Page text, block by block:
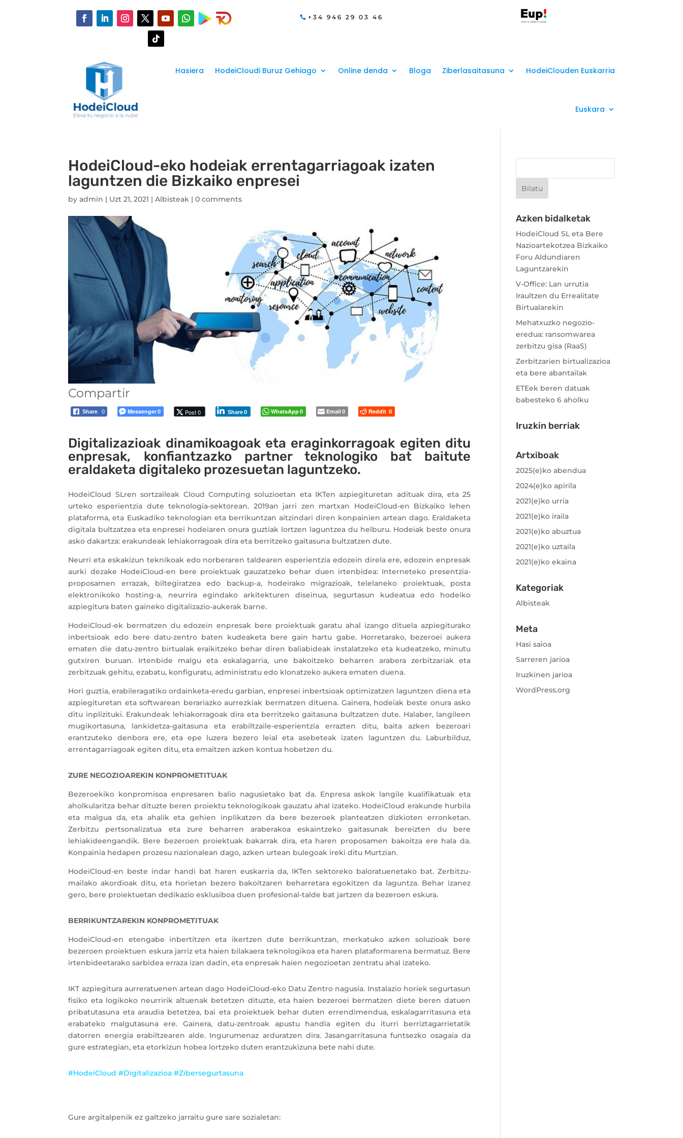
+34 946 29 03 46
Hasiera HodeiCloudi Buruz Gehiago Online denda Bloga Ziberlasaitasuna HodeiClouden Euskarria
Euskara
HodeiCloud-eko hodeiak errentagarriagoak izaten
laguntzen die Bizkaiko enpresei
byadmin | Uzt 21, 2021 |Albisteak |0 comments
Compartir
Share 0 Messenger 0 Post 0 Share 0 WhatsApp 0 Email 0 Reddit 0
Digitalizazioak dinamikoagoak eta eraginkorragoak egiten ditu
enpresak, konfiantzazko partner teknologiko bat baitute
eraldaketa digitaleko prozesuetan laguntzeko.
HodeiCloud SLren sortzaileak Cloud Computing soluzioetan eta IKTen azpiegituretan adituak dira, eta 25
urteko esperientzia dute teknologia-sektorean. 2019an jarri zen martxan HodeiCloud-en Bizkaiko lehen
plataforma, eta Euskadiko teknologian eta berrikuntzan aitzindari diren konpainien artean dago. Eraldaketa
digitala bultzatzea eta enpresei hodeiaren onura guztiak lortzen laguntzea du helburu. Hodeiak beste onura
asko dakartza: erakundeak lehiakorragoak dira eta berritzeko gaitasuna bultzatzen dute.
Neurri eta eskakizun teknikoak edo norberaren taldearen esperientzia edozein direla ere, edozein enpresak
aurki dezake HodeiCloud-en bere proiektuak gauzatzeko behar duen irtenbidea: Interneteko presentzia-
proposamen errazak, biltegiratzea edo backup-a, hodeirako migrazioak, telelaneko proiektuak, posta
elektronikoko hosting-a, neurrira egindako arkitekturen diseinua, segurtasun kudeatua edo hodeiko
azpiegitura baten gaineko digitalizazio-aukerak barne.
HodeiCloud-ek bermatzen du edozein enpresak bere proiektuak garatu ahal izango dituela azpiegiturako
inbertsioak edo bere datu-zentro baten kudeaketa bere gain hartu gabe. Horretarako, bezeroei aukera
ematen die datu-zentro birtualak eraikitzeko behar diren baliabideak instalatzeko eta kudeatzeko, minutu
gutxiren buruan. Irtenbide malgu eta eskalagarria, une bakoitzeko beharren arabera zerbitzariak eta
zerbitzuak gehitu, ezabatu, konfiguratu, administratu edo klonatzeko aukera ematen duena.
Hori guztia, erabileragatiko ordainketa-eredu garbian, enpresei inbertsioak optimizatzen laguntzen diena eta
azpiegituretan eta softwarean berariazko aurrezkiak bermatzen dituena. Gainera, hodeiak beste onura asko
ditu inplizituki. Erakundeak lehiakorragoak dira eta berritzeko gaitasuna bultzatzen dute. Halaber, langileen
mugikortasuna, lankidetza-gaitasuna eta erabiltzaile-esperientzia errazten ditu, baita azken bezeroari
erantzuteko denbora ere, eta epe luzera bezero leial eta asebeteak izaten laguntzen du. Laburbilduz,
errentagarriagoak egiten ditu, eta emaitzen azken kontua hobetzen du.
ZURE NEGOZIOAREKIN KONPROMETITUAK
Bezeroekiko konpromisoa enpresaren balio nagusietako bat da. Enpresa askok langile kualifikatuak eta
aholkularitza behar dituzte beren proiektu teknologikoak gauzatu ahal izateko. HodeiCloud erakunde hurbila
eta malgua da, eta ahalik eta gehien inplikatzen da bere bezeroek planteatzen dizkioten erronketan.
Zerbitzu pertsonalizatua eta zure beharren araberakoa eskaintzeko gaitasunak bereizten du bere
lehiakideengandik. Bere bezeroen proiektuak bakarrak dira, eta haren proposamen bakoitza ere hala da.
Konpainia hedapen prozesu nazionalean dago, azken urtean bulegoak ireki ditu Murtzian.
HodeiCloud-en beste indar handi bat haren euskarria da, IKTen sektoreko baloratuenetako bat. Zerbitzu-
mailako akordioak ditu, eta horietan bezero bakoitzaren beharretara egokitzen da laguntza. Behar izanez
gero, bere proiektuetan dedikazio esklusiboa duen profesional-talde bat jartzen da bezeroen eskura.
BERRIKUNTZAREKIN KONPROMETITUAK
HodeiCloud-en etengabe inbertitzen eta ikertzen dute berrikuntzan, merkatuko azken soluzioak bere
bezeroen proiektuen eskura jarriz eta haien bilakaera teknologikoa eta haren plataformarena bermatuz. Bere
irtenbideetarako sarbidea erraza izan dadin, eta enpresak haien negozioetan zentratu ahal izateko.
IKT azpiegitura aurreratuenen artean dago HodeiCloud-eko Datu Zentro nagusia. Instalazio horiek segurtasun
fisiko eta logikoko neurririk altuenak betetzen dituzte, eta haien bezeroei bermatzen diete beren datuen
pribatutasuna eta araudia betetzea, bai eta proiektuek behar duten errendimendua, eskalagarritasuna eta
erabateko malgutasuna ere. Gainera, datu-zentroak apustu handia egiten du iturri berriztagarrietatik
datorren energia erabiltzearen alde. Ingurumenaz arduratzen dira. Jasangarritasuna funtsezko osagaia da
gure estrategian, eta etorkizun hobea lortzeko duten erantzukizuna bete nahi dute.
#HodeiCloud #Digitalizazioa #Zibersegurtasuna
Gure argitalpenik ez galtzeko jarraitu gure sare sozialetan:
Azken bidalketak
HodeiCloud SL eta Bere
Nazioartekotzea Bizkaiko
Foru Aldundiaren
Laguntzarekin
V-Office: Lan urrutia
Iraultzen du Errealitate
Birtualarekin
Mehatxuzko negozio-
eredua: ransomwarea
zerbitzu gisa (RaaS)
Zerbitzarien birtualizazioa
eta bere abantailak
ETEek beren datuak
babesteko 6 aholku
Iruzkin berriak
Artxiboak
2025(e)ko abendua
2024(e)ko apirila
2021(e)ko urria
2021(e)ko iraila
2021(e)ko abuztua
2021(e)ko uztaila
2021(e)ko ekaina
Kategoriak
Albisteak
Meta
Hasi saioa
Sarreren jarioa
Iruzkinen jarioa
WordPress.org